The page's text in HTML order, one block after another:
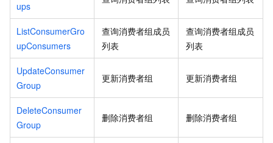
ups
ListConsumerGro
upConsumers
查询消费者组成员
列表
查询消费者组成员
列表
UpdateConsumer
Group
更新消费者组 更新消费者组
DeleteConsumer
Group
删除消费者组 删除消费者组